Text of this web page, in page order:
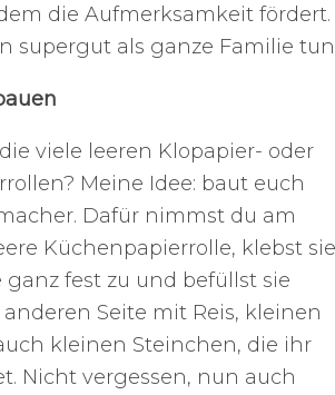
die Aufmerksamkeit fördert.
supergut als ganze Familie
viele leeren Klopapier- oder
Meine Idee: baut euch
Dafür nimmst du am
Küchenpapierrolle, klebst sie
ganz fest zu und befüllst sie
Seite mit Reis, kleinen
kleinen Steinchen, die ihr
Nicht vergessen, nun auch